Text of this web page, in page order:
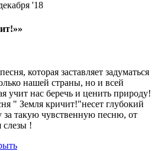
'18
которая заставляет задуматься
нашей страны, но и всей
учит нас беречь и ценить природу!
" Земля кричит!"несет глубокий
такую чувственную песню, от
слезы !